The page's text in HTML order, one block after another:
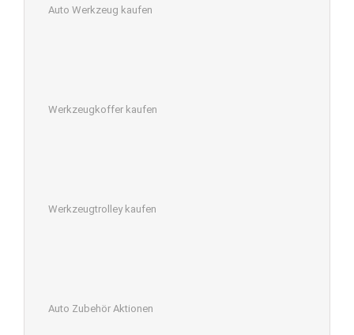
Auto Werkzeug kaufen
Werkzeugkoffer kaufen
Werkzeugtrolley kaufen
Auto Zubehör Aktionen